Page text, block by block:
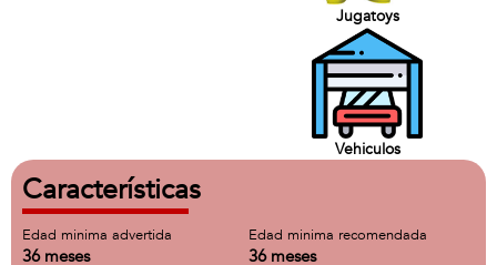
Jugatoys
Vehiculos
Características
Edad minima advertida
36 meses
Edad minima recomendada
36 meses